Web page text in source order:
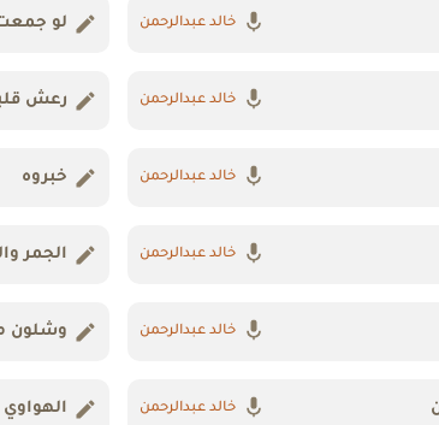
خالد عبدالرحمن لو
خالد عبدالرحمن رعش
خالد عبدالرحمن خبروه
خالد عبدالرحمن الجمر
خالد عبدالرحمن وشلون
خالد عبدالرحمن الهواوي